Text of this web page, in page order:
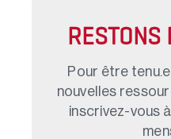
RESTONS
Pour être
nouvelles
inscrivez-vous